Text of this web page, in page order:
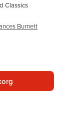
Classics
Burnett